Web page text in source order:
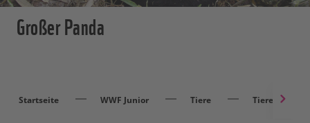
Großer Panda
Startseite WWF Junior Tiere Tiere